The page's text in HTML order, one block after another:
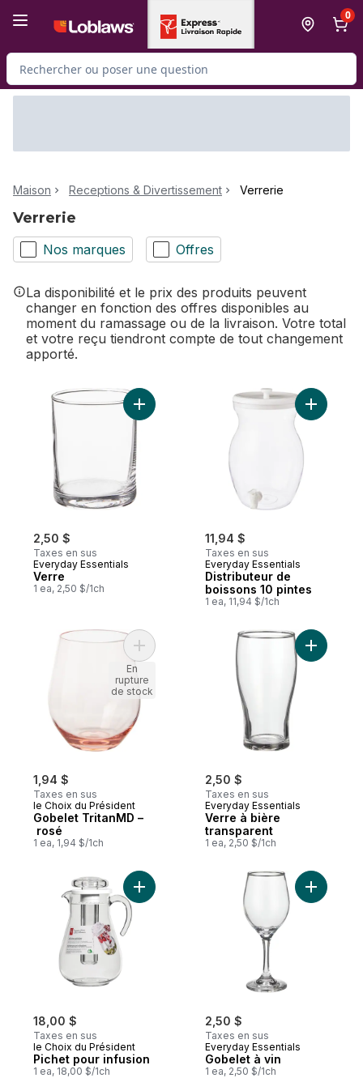
0
Rechercher des produits
Maison Receptions & Divertissement Verrerie
Verrerie
Nos marques Offres
La disponibilité et le prix des produits peuvent
changer en fonction des offres disponibles au
moment du ramassage ou de la livraison. Votre total
et votre reçu tiendront compte de tout changement
apporté.
2,50 $
Taxes en sus
Everyday Essentials
Verre
1 ea, 2,50 $/1ch
Ajouter Verre au panier
11,94 $
Taxes en sus
Everyday Essentials
Distributeur de
boissons 10 pintes
1 ea, 11,94 $/1ch
Ajouter
1,94 $
Taxes en sus
le Choix du Président
Gobelet TritanMD –
rosé
1 ea, 1,94 $/1ch
Ajouter Gobelet TritanMD – rosé au panier
En
rupture
de stock
2,50 $
Taxes en sus
Everyday Essentials
Verre à bière
transparent
1 ea, 2,50 $/1ch
Ajouter
18,00 $
Taxes en sus
le Choix du Président
Pichet pour infusion
1 ea, 18,00 $/1ch
Ajouter Pichet pour infusion au panier
2,50 $
Taxes en sus
Everyday Essentials
Gobelet à vin
1 ea, 2,50 $/1ch
Ajouter